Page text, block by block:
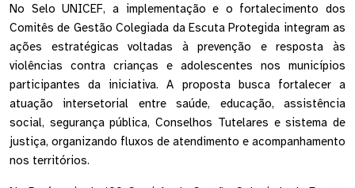
No Selo UNICEF, a implementação e o fortalecimento dos
Comitês de Gestão Colegiada da Escuta Protegida integram as
ações estratégicas voltadas à prevenção e resposta às
violências contra crianças e adolescentes nos municípios
participantes da iniciativa. A proposta busca fortalecer a
atuação intersetorial entre saúde, educação, assistência
social, segurança pública, Conselhos Tutelares e sistema de
justiça, organizando fluxos de atendimento e acompanhamento
nos territórios.